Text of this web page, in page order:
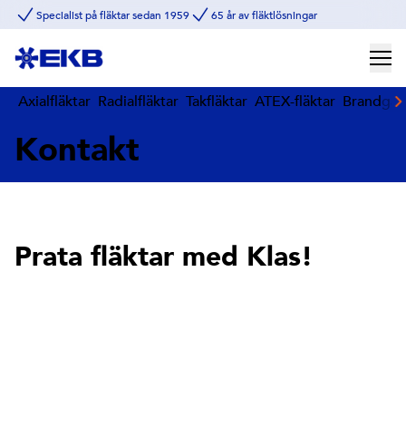
Specialist på fläktar sedan 1959 65 år av fläktlösningar
Axialfläktar Radialfläktar Takfläktar ATEX-fläktar
Kontakt
Prata fläktar med Klas!